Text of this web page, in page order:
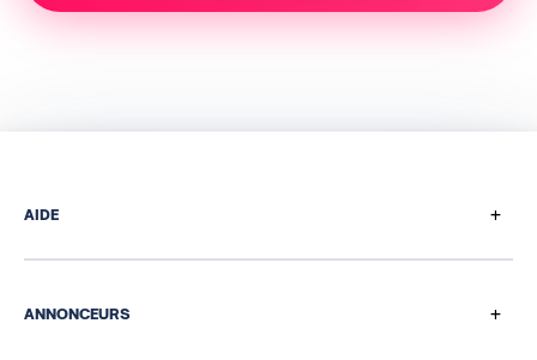
AIDE +
Comment ça marche
ANNONCEURS +